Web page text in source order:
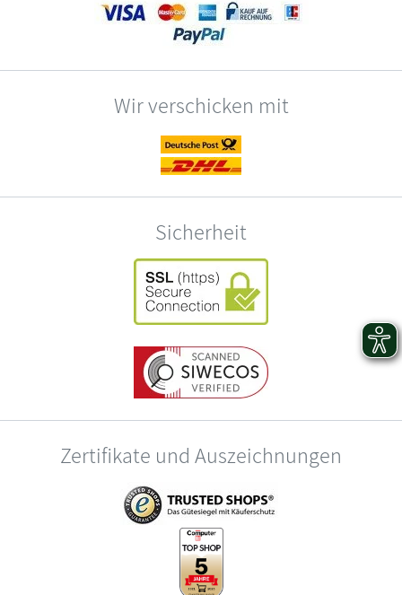
Wir verschicken mit
Sicherheit
Zertifikate und Auszeichnungen